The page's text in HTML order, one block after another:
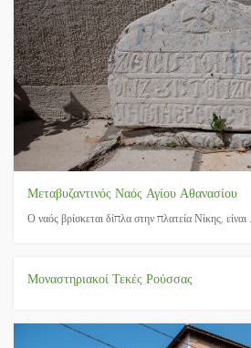
Μεταβυζαντινός Ναός Αγίου Αθανασίου
Ο ναός βρίσκεται δίπλα στην πλατεία Νίκης, είναι ...
Μοναστηριακοί Τεκές Ρούσσας